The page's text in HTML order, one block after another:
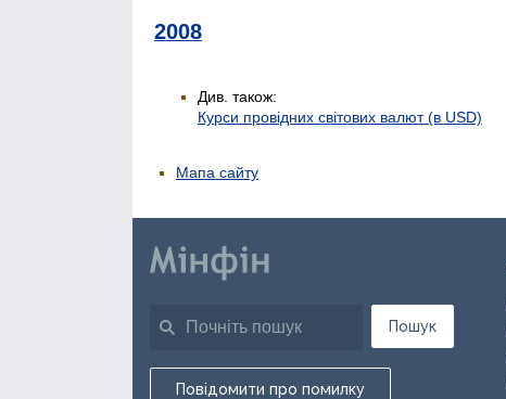
2008
Див. також:
Курси провідних світових валют (в USD)
Мапа сайту
Пошук
Повідомити про помилку